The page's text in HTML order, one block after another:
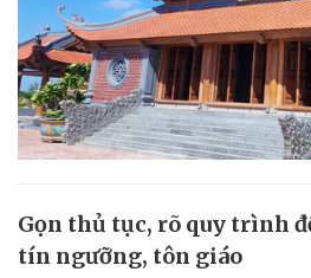
Gọn thủ tục, rõ quy trình
tín ngưỡng, tôn giáo